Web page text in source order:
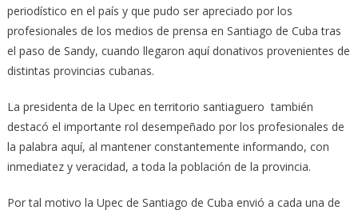
periodístico en el país y que pudo ser apreciado por los
profesionales de los medios de prensa en Santiago de Cuba tras
el paso de Sandy, cuando llegaron aquí donativos provenientes de
distintas provincias cubanas.
La presidenta de la Upec en territorio santiaguero también
destacó el importante rol desempeñado por los profesionales de
la palabra aquí, al mantener constantemente informando, con
inmediatez y veracidad, a toda la población de la provincia.
Por tal motivo la Upec de Santiago de Cuba envió a cada una de